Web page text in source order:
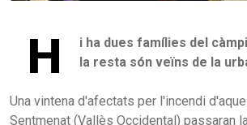
H
i ha dues famílies del
la resta són veïns de la
Una vintena d'afectats per l'incendi
Sentmenat (Vallès Occidental) passaran